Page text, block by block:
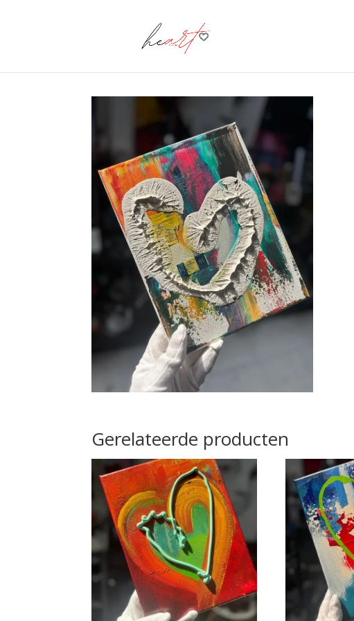
Gerelateerde producten